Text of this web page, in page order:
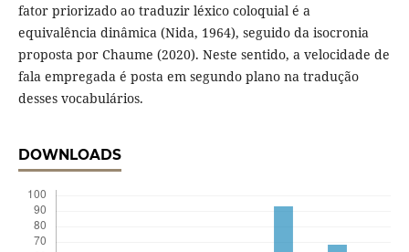
fator priorizado ao traduzir léxico coloquial é a
equivalência dinâmica (Nida, 1964), seguido da isocronia
proposta por Chaume (2020). Neste sentido, a velocidade de
fala empregada é posta em segundo plano na tradução
desses vocabulários.
DOWNLOADS